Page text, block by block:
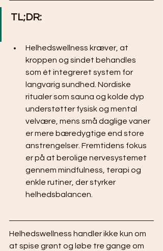
TL;DR:
Helhedswellness kræver, at
kroppen og sindet behandles
som ét integreret system for
langvarig sundhed. Nordiske
ritualer som sauna og kolde dyp
understøtter fysisk og mental
velvære, mens små daglige vaner
er mere bæredygtige end store
anstrengelser. Fremtidens fokus
er på at berolige nervesystemet
gennem mindfulness, terapi og
enkle rutiner, der styrker
helhedsbalancen.
Helhedswellness handler ikke kun om
at spise grønt og løbe tre gange om